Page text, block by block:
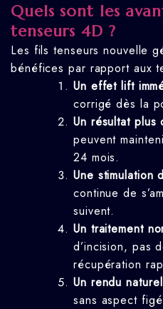
Quels sont les
tenseurs 4D ?
Les fils tenseurs nouvelle
bénéfices par rapport aux
Un effet lift
corrigé dès la
Un résultat plus
peuvent
24 mois.
Une stimulation
continue de
suivent.
Un traitement
d’incision, pas
récupération
Un rendu naturel
sans aspect